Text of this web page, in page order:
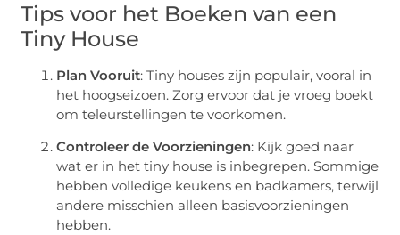
Tips voor het Boeken van een
Tiny House
Plan Vooruit: Tiny houses zijn populair, vooral in
het hoogseizoen. Zorg ervoor dat je vroeg boekt
om teleurstellingen te voorkomen.
Controleer de Voorzieningen: Kijk goed naar
wat er in het tiny house is inbegrepen. Sommige
hebben volledige keukens en badkamers, terwijl
andere misschien alleen basisvoorzieningen
hebben.